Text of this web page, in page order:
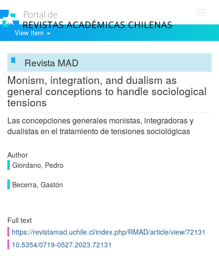
View Item
Revista MAD
Monism, integration, and dualism as
general conceptions to handle sociological
tensions
Las concepciones generales monistas, integradoras y
dualistas en el tratamiento de tensiones sociológicas
Author
Giordano, Pedro
Becerra, Gastón
Full text
https://revistamad.uchile.cl/index.php/RMAD/article/view/72131
10.5354/0719-0527.2023.72131